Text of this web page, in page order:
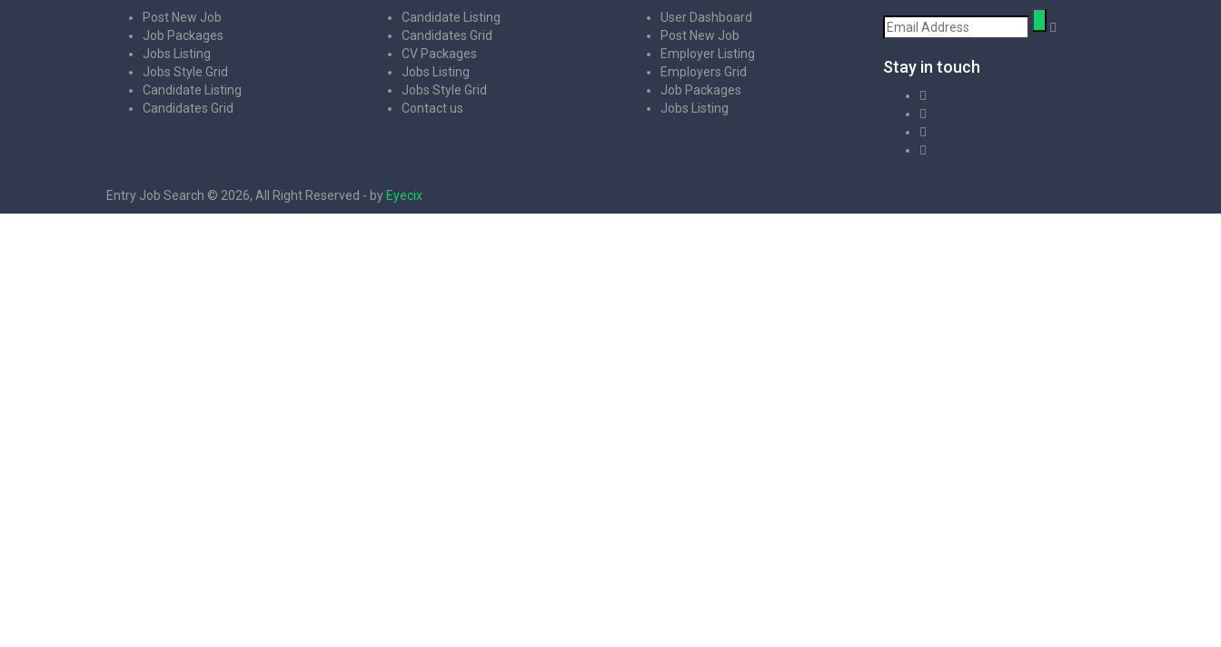
Post New Job
Job Packages
Jobs Listing
Jobs Style Grid
Candidate Listing
Candidates Grid
Candidate Listing
Candidates Grid
CV Packages
Jobs Listing
Jobs Style Grid
Contact us
User Dashboard
Post New Job
Employer Listing
Employers Grid
Job Packages
Jobs Listing
Stay in touch
Entry Job Search © 2026, All Right Reserved - by Eyecix